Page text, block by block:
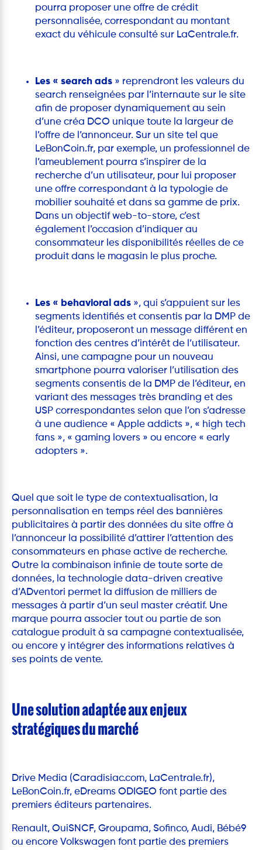
pourra proposer une offre de crédit
personnalisée, correspondant au montant
exact du véhicule consulté sur LaCentrale.fr.
Les « search ads » reprendront les valeurs du
search renseignées par l’internaute sur le site
afin de proposer dynamiquement au sein
d’une créa DCO unique toute la largeur de
l’offre de l’annonceur. Sur un site tel que
LeBonCoin.fr, par exemple, un professionnel de
l’ameublement pourra s’inspirer de la
recherche d’un utilisateur, pour lui proposer
une offre correspondant à la typologie de
mobilier souhaité et dans sa gamme de prix.
Dans un objectif web-to-store, c’est
également l’occasion d’indiquer au
consommateur les disponibilités réelles de ce
produit dans le magasin le plus proche.
Les « behavioral ads », qui s’appuient sur les
segments identifiés et consentis par la DMP de
l’éditeur, proposeront un message différent en
fonction des centres d’intérêt de l’utilisateur.
Ainsi, une campagne pour un nouveau
smartphone pourra valoriser l’utilisation des
segments consentis de la DMP de l’éditeur, en
variant des messages très branding et des
USP correspondantes selon que l’on s’adresse
à une audience « Apple addicts », « high tech
fans », « gaming lovers » ou encore « early
adopters ».
Quel que soit le type de contextualisation, la
personnalisation en temps réel des bannières
publicitaires à partir des données du site offre à
l’annonceur la possibilité d’attirer l’attention des
consommateurs en phase active de recherche.
Outre la combinaison infinie de toute sorte de
données, la technologie data-driven creative
d’ADventori permet la diffusion de milliers de
messages à partir d’un seul master créatif. Une
marque pourra associer tout ou partie de son
catalogue produit à sa campagne contextualisée,
ou encore y intégrer des informations relatives à
ses points de vente.
Une solution adaptée aux enjeux
stratégiques du marché
Drive Media (Caradisiac.com, LaCentrale.fr),
LeBonCoin.fr, eDreams ODIGEO font partie des
premiers éditeurs partenaires.
Renault, OuiSNCF, Groupama, Sofinco, Audi, Bébé9
ou encore Volkswagen font partie des premiers